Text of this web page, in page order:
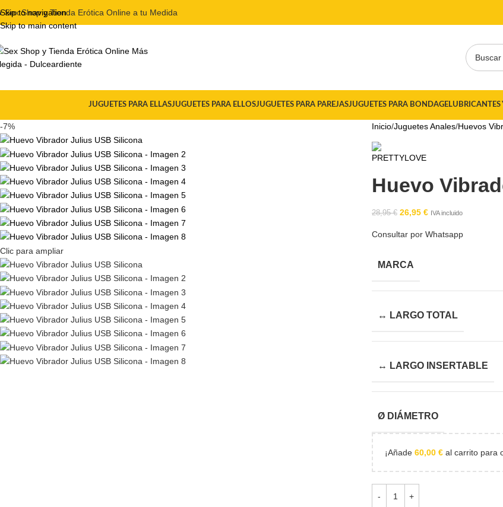
Skip to navigation
Skip to main content
Sex Shop y Tienda Erótica Online a tu Medida
JUGUETES PARA ELLASJUGUETES PARA ELLOSJUGUETES PARA PAREJASJUGUETES PARA BONDAGELUBRICANTES
-7%
Clic para ampliar
Inicio Juguetes Anales Huevos
Huevo
28,95€ 26,95 € IVA incluido
Consultar por Whatsapp
MARCA
↔ LARGO TOTAL
↔ LARGO INSERTABLE
Ø DIÁMETRO
¡Añade 60,00 €al carrito para